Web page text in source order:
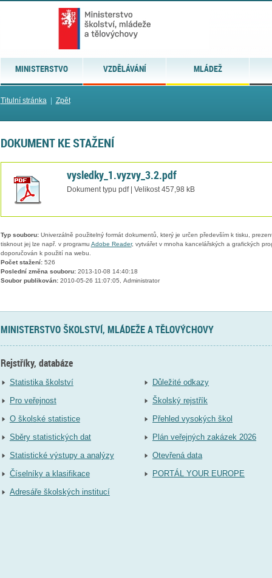
MINISTERSTVO VZDĚLÁVÁNÍ MLÁDEŽ
Titulní stránka| Zpět
DOKUMENT KE STAŽENÍ
vysledky_1.vyzvy_3.2.pdf
Dokument typu pdf | Velikost 457,98 kB
Typ souboru:Univerzálně použitelný formát dokumentů, který je určen především k tisku,
tisknout jej lze např. v programu Adobe Reader, vytvářet v mnoha kancelářských a grafických
doporučován k použití na webu.
Počet stažení:526
Poslední změna souboru:2013-10-08 14:40:18
Soubor publikován:2010-05-26 11:07:05, Administrator
MINISTERSTVO ŠKOLSTVÍ, MLÁDEŽE A TĚLOVÝCHOVY
Rejstříky, databáze
Statistika školství
Pro veřejnost
O školské statistice
Sběry statistických dat
Statistické výstupy a analýzy
Číselníky a klasifikace
Adresáře školských institucí
Důležité odkazy
Školský rejstřík
Přehled vysokých škol
Plán veřejných zakázek 2026
Otevřená data
PORTÁL YOUR EUROPE